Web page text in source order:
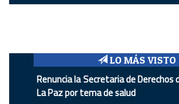
LO MÁS VISTO
Renuncia la Secretaria de Derechos
La Paz por tema de salud